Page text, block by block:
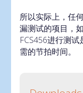
所以实际上，任
漏测试的项目，
FCS456进行测
需的节拍时间。